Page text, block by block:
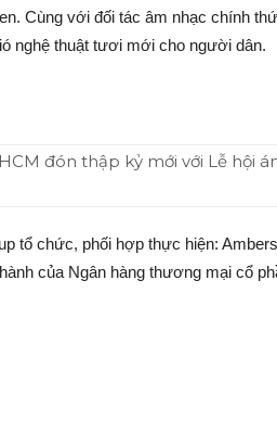
Cùng với đối tác âm nhạc chính
nghệ thuật tươi mới cho người dân.
tổ chức, phối hợp thực hiện:
của Ngân hàng thương mại cổ